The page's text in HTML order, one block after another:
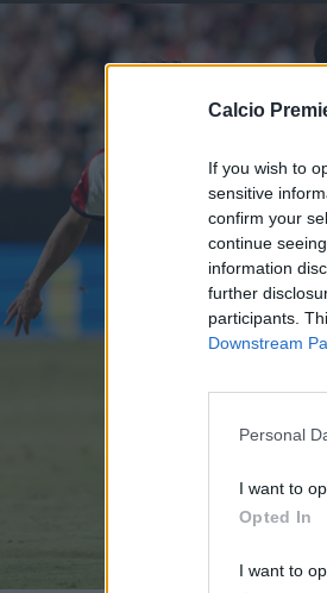
Calcio
If you wish to
sensitive
confirm your
continue
information
further
participants.
Downstream
Personal
I want to
Opted In
I want to